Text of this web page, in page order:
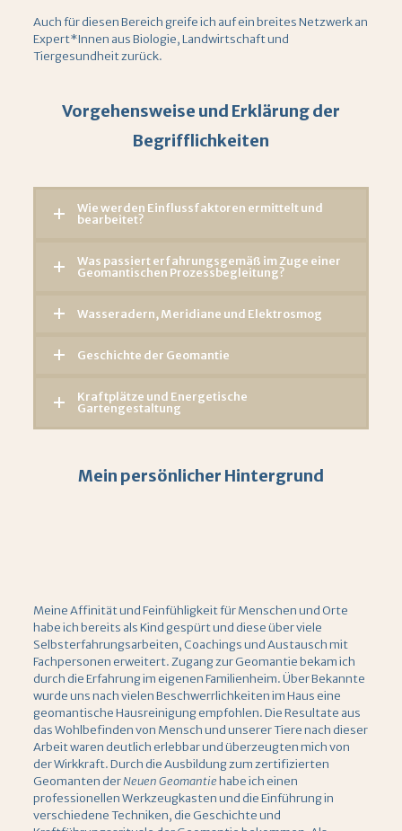
Auch für diesen Bereich greife ich auf ein breites Netzwerk an
Expert*Innen aus Biologie, Landwirtschaft und
Tiergesundheit zurück.
Vorgehensweise und Erklärung der
Begrifflichkeiten
Wie werden Einflussfaktoren ermittelt und
bearbeitet?
Was passiert erfahrungsgemäß im Zuge einer
Geomantischen Prozessbegleitung?
Wasseradern, Meridiane und Elektrosmog
Geschichte der Geomantie
Kraftplätze und Energetische
Gartengestaltung
Mein persönlicher Hintergrund
Meine Affinität und Feinfühligkeit für Menschen und Orte
habe ich bereits als Kind gespürt und diese über viele
Selbsterfahrungsarbeiten, Coachings und Austausch mit
Fachpersonen erweitert. Zugang zur Geomantie bekam ich
durch die Erfahrung im eigenen Familienheim. Über Bekannte
wurde uns nach vielen Beschwerrlichkeiten im Haus eine
geomantische Hausreinigung empfohlen. Die Resultate aus
das Wohlbefinden von Mensch und unserer Tiere nach dieser
Arbeit waren deutlich erlebbar und überzeugten mich von
der Wirkkraft. Durch die Ausbildung zum zertifizierten
Geomanten derNeuen Geomantiehabe ich einen
professionellen Werkzeugkasten und die Einführung in
verschiedene Techniken, die Geschichte und